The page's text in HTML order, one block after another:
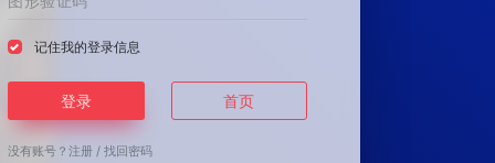
记住我的登录信息
登录 首页
没有账号？注册 /找回密码